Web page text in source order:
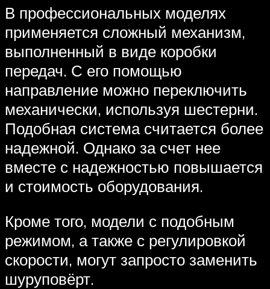
В профессиональных моделях
применяется сложный механизм,
выполненный в виде коробки
передач. С его помощью
направление можно переключить
механически, используя шестерни.
Подобная система считается более
надежной. Однако за счет нее
вместе с надежностью повышается
и стоимость оборудования.
Кроме того, модели с подобным
режимом, а также с регулировкой
скорости, могут запросто заменить
шуруповёрт.